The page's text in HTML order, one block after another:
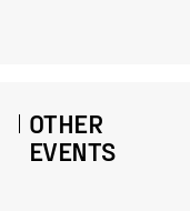
OTHER
EVENTS